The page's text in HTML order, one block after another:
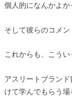
個人的になんかよか
そして彼らのコメン
これからも、こう
アスリートブラン
けて学んでもらう場